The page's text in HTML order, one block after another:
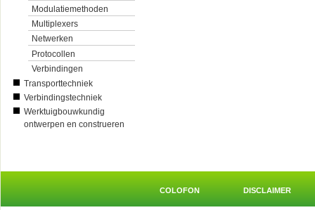
Modulatiemethoden
Multiplexers
Netwerken
Protocollen
Verbindingen
Transporttechniek
Verbindingstechniek
Werktuigbouwkundig
ontwerpen en construeren
COLOFON DISCLAIMER